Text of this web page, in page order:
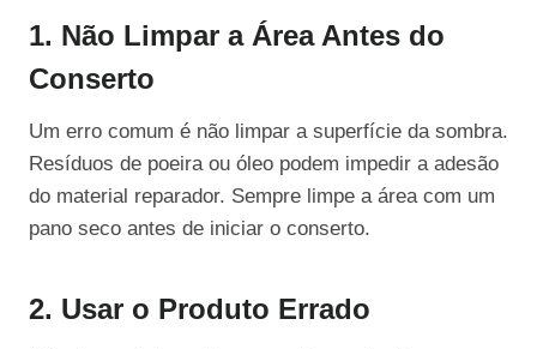
1. Não Limpar a Área Antes do
Conserto
Um erro comum é não limpar a superfície da sombra.
Resíduos de poeira ou óleo podem impedir a adesão
do material reparador. Sempre limpe a área com um
pano seco antes de iniciar o conserto.
2. Usar o Produto Errado